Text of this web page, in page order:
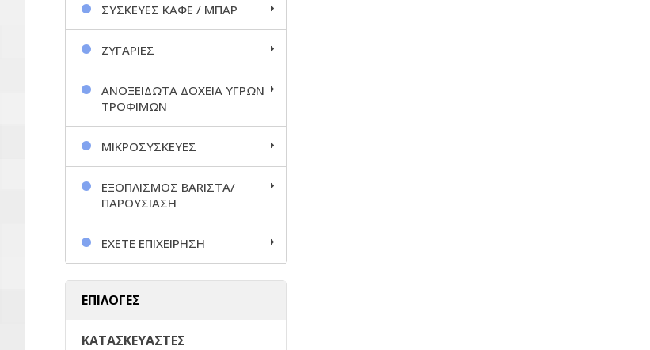
ΣΥΣΚΕΥΕΣ ΚΑΦΕ / ΜΠΑΡ
ΖΥΓΑΡΙΕΣ
ΑΝΟΞΕΙΔΩΤΑ ΔΟΧΕΙΑ ΥΓΡΩΝ
ΤΡΟΦΙΜΩΝ
ΜΙΚΡΟΣΥΣΚΕΥΕΣ
ΕΞΟΠΛΙΣΜΟΣ BARΙΣΤΑ/
ΠΑΡΟΥΣΙΑΣΗ
ΕΧΕΤΕ ΕΠΙΧΕΙΡΗΣΗ
ΕΠΙΛΟΓΕΣ
ΚΑΤΑΣΚΕΥΑΣΤΕΣ